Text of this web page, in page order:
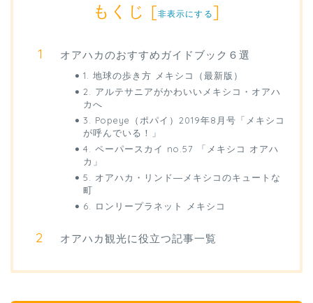
もくじ [非表示にする]
オアハカのおすすめガイドブック６選
1. 地球の歩き方 メキシコ（最新版）
2. アルテサニアがかわいいメキシコ・オアハ
カへ
3. Popeye（ポパイ）2019年8月号「メキシコ
が呼んでいる！」
4. ペーパースカイ no.57 「メキシコ オアハ
カ」
5. オアハカ・リンド―メキシコのキュートな
町
6. ロンリープラネット メキシコ
オアハカ観光に役立つ記事一覧